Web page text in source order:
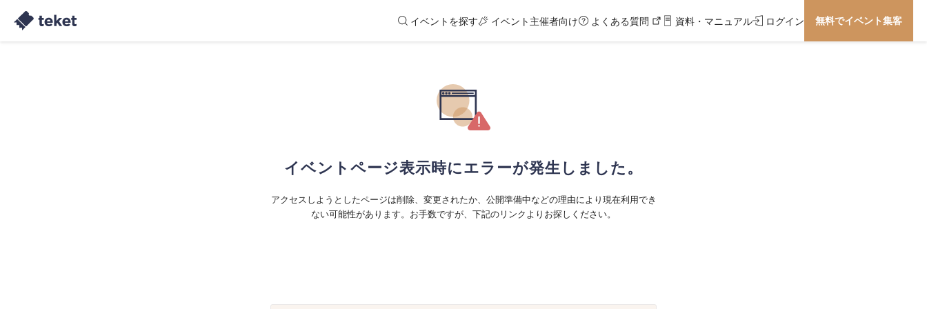
イベントを探す イベント主催者向け よくある質問 資料・マニュアル ログイン 無料でイベント集客
イベントページ表示時にエラーが発生しました。
アクセスしようとしたページは削除、変更されたか、公開準備中などの理由により現在利用でき
ない可能性があります。お手数ですが、下記のリンクよりお探しください。